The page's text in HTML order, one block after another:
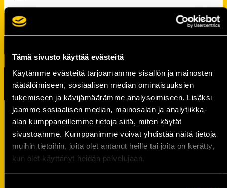
Tämä sivusto käyttää evästeitä
Käytämme evästeitä tarjoamamme sisällön ja mainosten
räätälöimiseen, sosiaalisen median ominaisuuksien
tukemiseen ja kävijämäärämme analysoimiseen. Lisäksi
jaamme sosiaalisen median, mainosalan ja analytiikka-
alan kumppaneillemme tietoja siitä, miten käytät
sivustoamme. Kumppanimme voivat yhdistää näitä tietoja
muihin tietoihin, joita olet antanut heille tai joita on kerätty,
kun olet käyttänyt heidän palvelujaan.
TUOREIMMAT UUTISET
07.08.
Raportti: KalPa kaatoi Jukurit
voittolaukauskisan jälkeen
06.08.
KalPan kapteenisto Liiga-kaudelle
2026–2027 on valittu